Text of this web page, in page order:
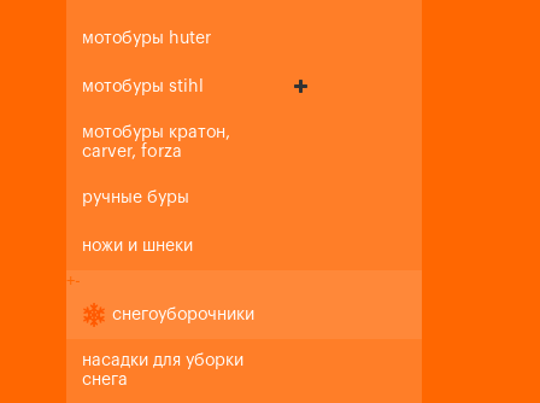
мотобуры huter
мотобуры stihl
мотобуры кратон,
carver, forza
ручные буры
ножи и шнеки
+-
снегоуборочники
насадки для уборки
снега